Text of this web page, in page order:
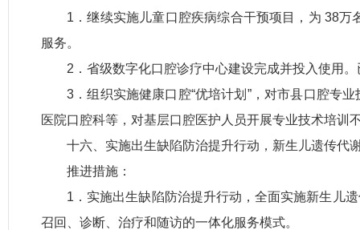
1．继续实施儿童口腔疾病综合干预项目，为 38
服务。
2．省级数字化口腔诊疗中心建设完成并投入使用
3．组织实施健康口腔“优培计划”，对市县口腔专
医院口腔科等，对基层口腔医护人员开展专业技术培训
十六、实施出生缺陷防治提升行动，新生儿遗传代
推进措施：
1．实施出生缺陷防治提升行动，全面实施新生儿
召回、诊断、治疗和随访的一体化服务模式。